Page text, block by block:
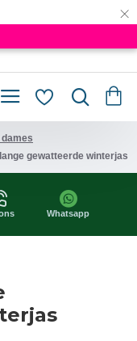
×
gewatteerde winterjas
Whatsapp